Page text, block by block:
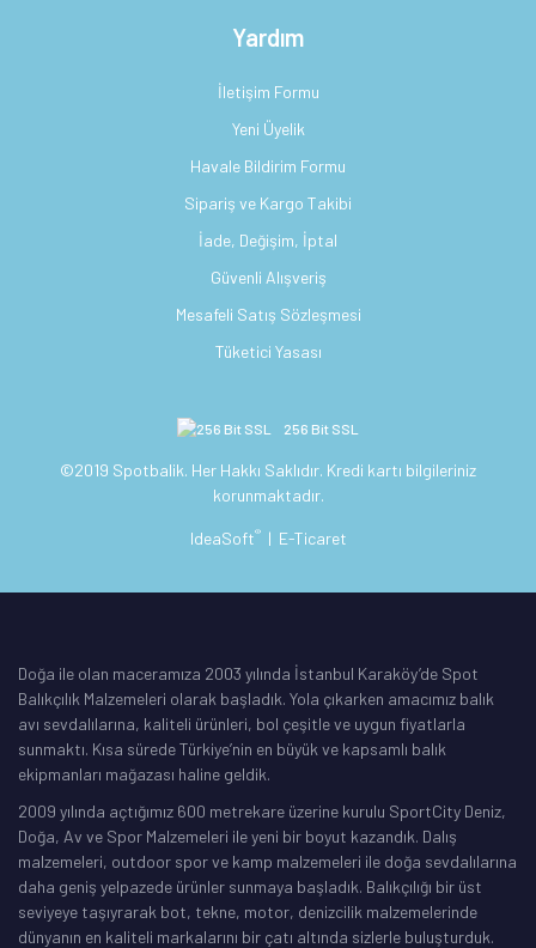
Yardım
İletişim Formu
Yeni Üyelik
Havale Bildirim Formu
Sipariş ve Kargo Takibi
İade, Değişim, İptal
Güvenli Alışveriş
Mesafeli Satış Sözleşmesi
Tüketici Yasası
256 Bit SSL
©2019 Spotbalik. Her Hakkı Saklıdır. Kredi kartı bilgileriniz
korunmaktadır.
IdeaSoft® | E-Ticaret
Doğa ile olan maceramıza 2003 yılında İstanbul Karaköy’de Spot
Balıkçılık Malzemeleri olarak başladık. Yola çıkarken amacımız balık
avı sevdalılarına, kaliteli ürünleri, bol çeşitle ve uygun fiyatlarla
sunmaktı. Kısa sürede Türkiye’nin en büyük ve kapsamlı balık
ekipmanları mağazası haline geldik.
2009 yılında açtığımız 600 metrekare üzerine kurulu SportCity Deniz,
Doğa, Av ve Spor Malzemeleri ile yeni bir boyut kazandık. Dalış
malzemeleri, outdoor spor ve kamp malzemeleri ile doğa sevdalılarına
daha geniş yelpazede ürünler sunmaya başladık. Balıkçılığı bir üst
seviyeye taşıyrarak bot, tekne, motor, denizcilik malzemelerinde
dünyanın en kaliteli markalarını bir çatı altında sizlerle buluşturduk.